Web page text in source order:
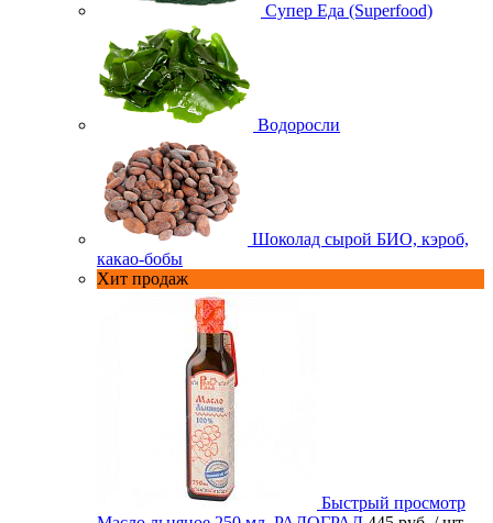
Супер Еда (Superfood)
Водоросли
Шоколад сырой БИО, кэроб,
какао-бобы
Хит продаж
Быстрый просмотр